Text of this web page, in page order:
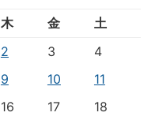
木 金
土
2 3
4
9 10
11
16 17
18